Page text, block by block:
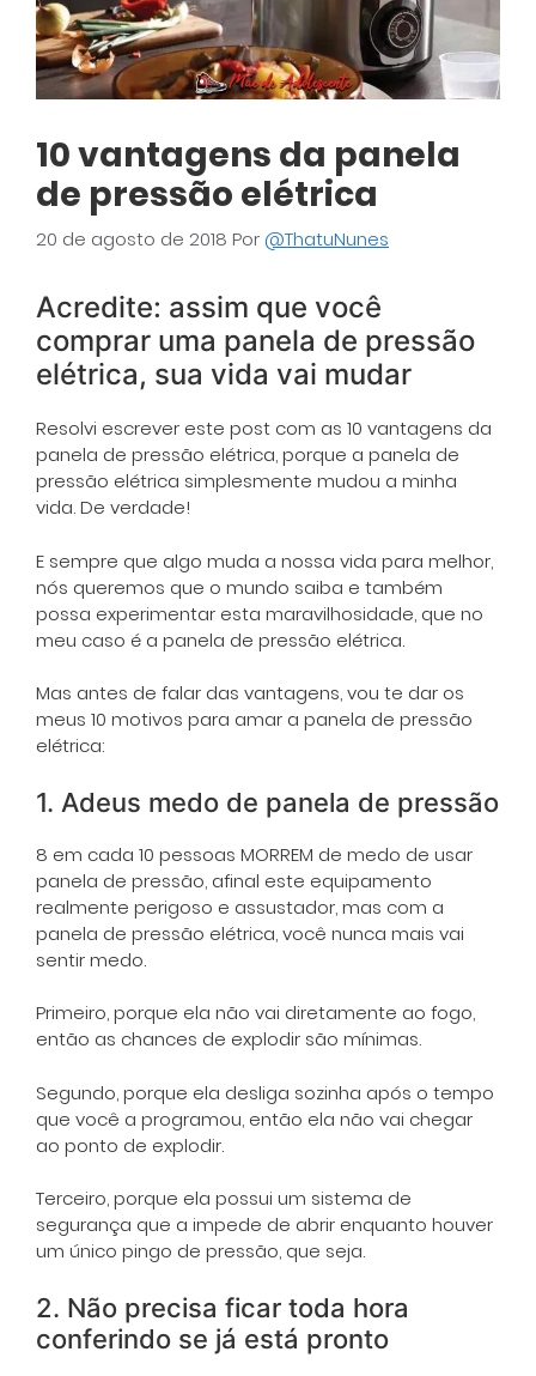
10 vantagens da panela
de pressão elétrica
20 de agosto de 2018 Por @ThatuNunes
Acredite: assim que você
comprar uma panela de pressão
elétrica, sua vida vai mudar
Resolvi escrever este post com as 10 vantagens da
panela de pressão elétrica, porque a panela de
pressão elétrica simplesmente mudou a minha
vida. De verdade!
E sempre que algo muda a nossa vida para melhor,
nós queremos que o mundo saiba e também
possa experimentar esta maravilhosidade, que no
meu caso é a panela de pressão elétrica.
Mas antes de falar das vantagens, vou te dar os
meus 10 motivos para amar a panela de pressão
elétrica:
1. Adeus medo de panela de pressão
8 em cada 10 pessoas MORREM de medo de usar
panela de pressão, afinal este equipamento
realmente perigoso e assustador, mas com a
panela de pressão elétrica, você nunca mais vai
sentir medo.
Primeiro, porque ela não vai diretamente ao fogo,
então as chances de explodir são mínimas.
Segundo, porque ela desliga sozinha após o tempo
que você a programou, então ela não vai chegar
ao ponto de explodir.
Terceiro, porque ela possui um sistema de
segurança que a impede de abrir enquanto houver
um único pingo de pressão, que seja.
2. Não precisa ficar toda hora
conferindo se já está pronto